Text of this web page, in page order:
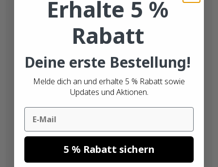
draußen verwendet
werden kann. Bei der
Bestellung von Etiketten
für Pflanzen sollte
berücksichtigt werden,
dass die meisten
Pflanzenetiketten durch
Sonnenlicht und
Bewässerung schnell
brechen oder
Erhalte 5 %
Rabatt
Deine erste Bestellung!
Melde dich an und erhalte 5 % Rabatt sowie
Updates und Aktionen.
Email
5 % Rabatt sichern